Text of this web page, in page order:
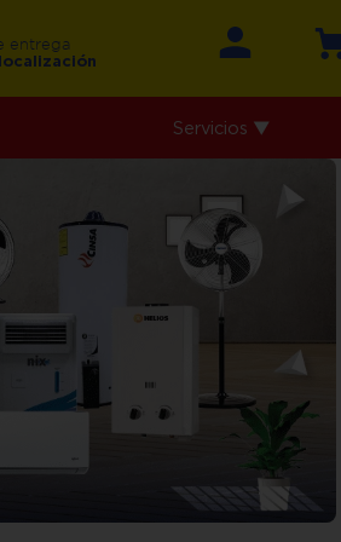
entrega
Servicios ▼